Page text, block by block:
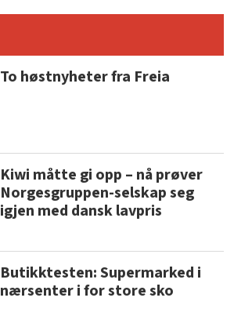
To høstnyheter fra Freia
Kiwi måtte gi opp – nå prøver
Norgesgruppen-selskap seg
igjen med dansk lavpris
Butikktesten: Supermarked i
nærsenter i for store sko